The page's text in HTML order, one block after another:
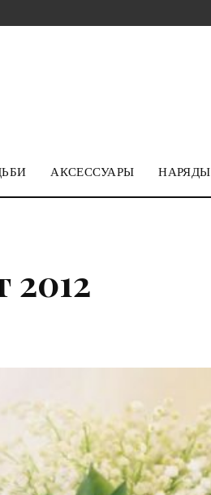
АКСЕССУАРЫ НАРЯДЫ